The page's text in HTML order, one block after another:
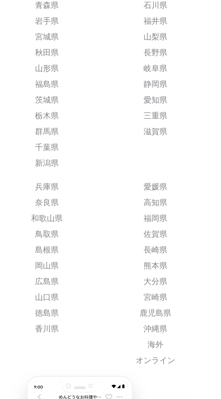
青森県
岩手県
宮城県
秋田県
山形県
福島県
茨城県
栃木県
群馬県
千葉県
新潟県
石川県
福井県
山梨県
長野県
岐阜県
静岡県
愛知県
三重県
滋賀県
兵庫県
奈良県
和歌山県
鳥取県
島根県
岡山県
広島県
山口県
徳島県
香川県
愛媛県
高知県
福岡県
佐賀県
長崎県
熊本県
大分県
宮崎県
鹿児島県
沖縄県
海外
オンライン